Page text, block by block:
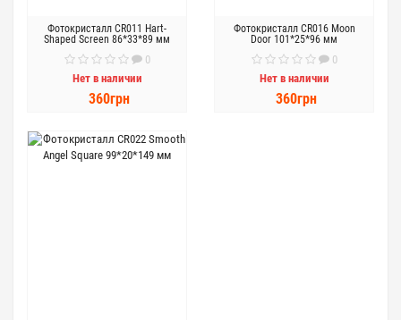
Фотокристалл CR011 Hart-
Shaped Screen 86*33*89 мм
0
Нет в наличии
360грн
Фотокристалл CR016 Moon
Door 101*25*96 мм
0
Нет в наличии
360грн